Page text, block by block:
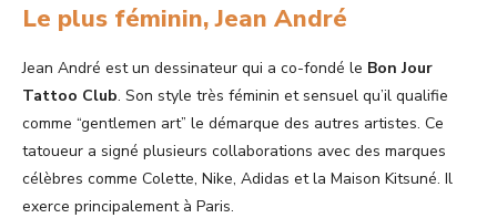
Le plus féminin, Jean André
Jean André est un dessinateur qui a co-fondé le Bon Jour
Tattoo Club. Son style très féminin et sensuel qu’il qualifie
comme “gentlemen art” le démarque des autres artistes. Ce
tatoueur a signé plusieurs collaborations avec des marques
célèbres comme Colette, Nike, Adidas et la Maison Kitsuné. Il
exerce principalement à Paris.